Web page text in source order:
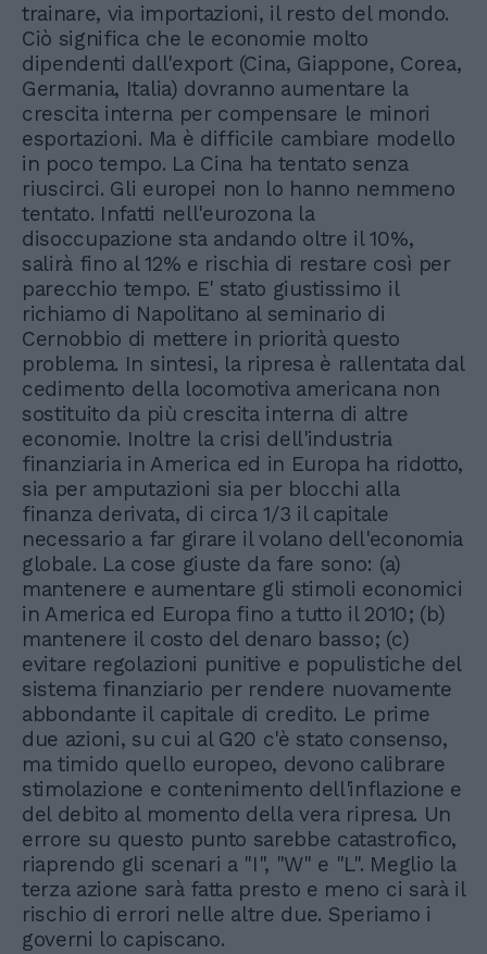
trainare, via importazioni, il resto del mondo.
Ciò significa che le economie molto
dipendenti dall'export (Cina, Giappone, Corea,
Germania, Italia) dovranno aumentare la
crescita interna per compensare le minori
esportazioni. Ma è difficile cambiare modello
in poco tempo. La Cina ha tentato senza
riuscirci. Gli europei non lo hanno nemmeno
tentato. Infatti nell'eurozona la
disoccupazione sta andando oltre il 10%,
salirà fino al 12% e rischia di restare così per
parecchio tempo. E' stato giustissimo il
richiamo di Napolitano al seminario di
Cernobbio di mettere in priorità questo
problema. In sintesi, la ripresa è rallentata dal
cedimento della locomotiva americana non
sostituito da più crescita interna di altre
economie. Inoltre la crisi dell'industria
finanziaria in America ed in Europa ha ridotto,
sia per amputazioni sia per blocchi alla
finanza derivata, di circa 1/3 il capitale
necessario a far girare il volano dell'economia
globale. La cose giuste da fare sono: (a)
mantenere e aumentare gli stimoli economici
in America ed Europa fino a tutto il 2010; (b)
mantenere il costo del denaro basso; (c)
evitare regolazioni punitive e populistiche del
sistema finanziario per rendere nuovamente
abbondante il capitale di credito. Le prime
due azioni, su cui al G20 c'è stato consenso,
ma timido quello europeo, devono calibrare
stimolazione e contenimento dell'inflazione e
del debito al momento della vera ripresa. Un
errore su questo punto sarebbe catastrofico,
riaprendo gli scenari a "I", "W" e "L". Meglio la
terza azione sarà fatta presto e meno ci sarà il
rischio di errori nelle altre due. Speriamo i
governi lo capiscano.